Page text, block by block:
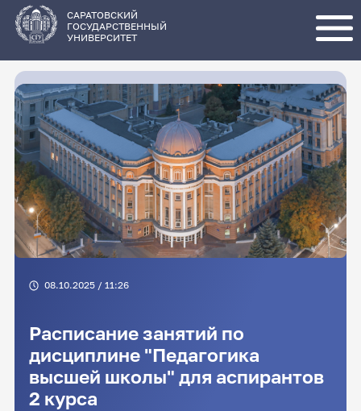
основному
содержанию
САРАТОВСКИЙ
ГОСУДАРСТВЕННЫЙ
УНИВЕРСИТЕТ
08.10.2025 / 11:26
Расписание занятий по
дисциплине "Педагогика
высшей школы" для аспирантов
2 курса